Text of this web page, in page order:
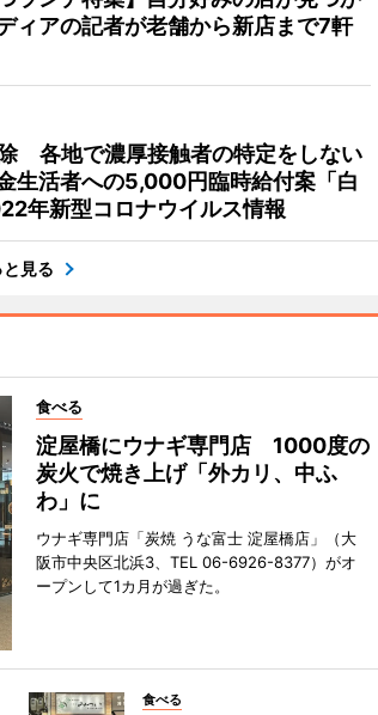
ィアの記者が老舗から新店まで7軒
各地で濃厚接触者の特定をしない
生活者への5,000円臨時給付案「白
年新型コロナウイルス情報
と見る
食べる
淀屋橋にウナギ専門店 1000度の
炭火で焼き上げ「外カリ、中ふ
わ」に
ウナギ専門店「炭焼 うな富士 淀屋橋店」（大
阪市中央区北浜3、TEL 06-6926-8377）がオ
ープンして1カ月が過ぎた。
食べる